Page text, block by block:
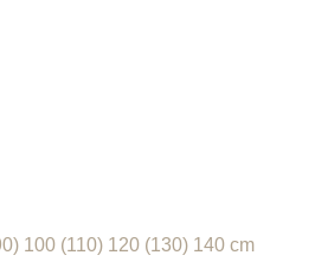
100 (110) 120 (130) 140 cm